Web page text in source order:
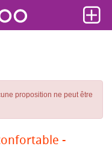
proposition ne peut être
-